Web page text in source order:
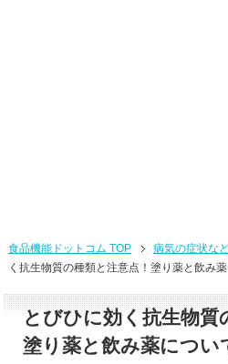
食品機能ドットコム TOP 病気の症状な
く抗生物質の種類と注意点！塗り薬と飲み薬
とびひに効く抗生物質
塗り薬と飲み薬につい